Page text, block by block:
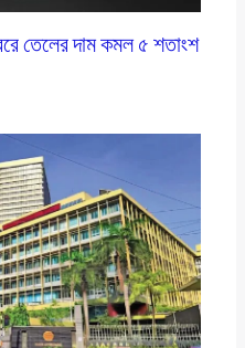
তেলের দাম কমল ৫ শতাংশ